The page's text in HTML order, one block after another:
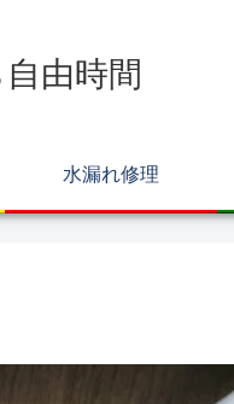
由時間
水漏れ修理